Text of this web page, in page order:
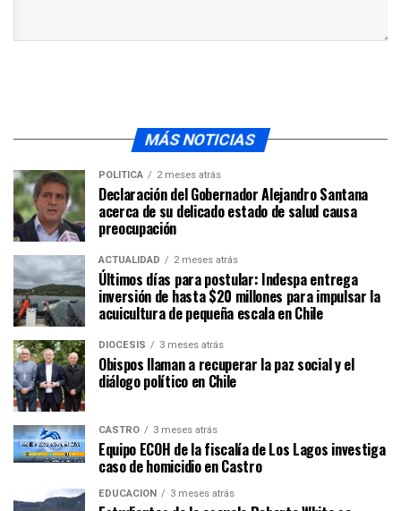
MÁS NOTICIAS
POLÍTICA 2 meses atrás
Declaración del Gobernador Alejandro Santana
acerca de su delicado estado de salud causa
preocupación
ACTUALIDAD 2 meses atrás
Últimos días para postular: Indespa entrega
inversión de hasta $20 millones para impulsar la
acuicultura de pequeña escala en Chile
DIÓCESIS 3 meses atrás
Obispos llaman a recuperar la paz social y el
diálogo político en Chile
CASTRO 3 meses atrás
Equipo ECOH de la fiscalía de Los Lagos investiga
caso de homicidio en Castro
EDUCACIÓN 3 meses atrás